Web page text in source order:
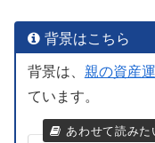
背景はこちら
背景は、 親の資産
ています。